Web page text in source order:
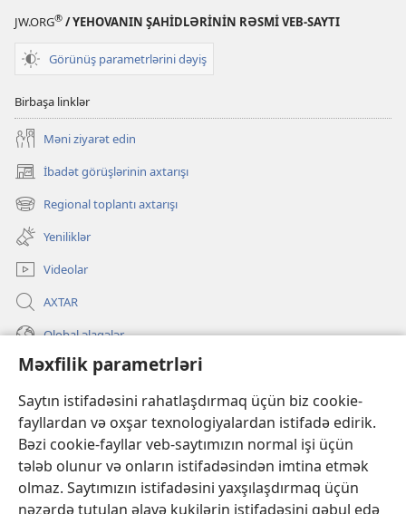
Məxfilik parametrləri
Saytın istifadəsini rahatlaşdırmaq üçün biz cookie-
fayllardan və oxşar texnologiyalardan istifadə edirik.
Bəzi cookie-fayllar veb-saytımızın normal işi üçün
tələb olunur və onların istifadəsindən imtina etmək
olmaz. Saytımızın istifadəsini yaxşılaşdırmaq üçün
nəzərdə tutulan əlavə kukilərin istifadəsini qəbul edə
JW.ORG® / YEHOVANIN ŞAHİDLƏRİNİN RƏSMİ VEB-SAYTI
Görünüş parametrlərini dəyiş
Birbaşa linklər
Məni ziyarət edin
İbadət görüşlərinin axtarışı
(yeni
pəncərə
açılır)
Regional toplantı axtarışı
(yeni
pəncərə
açılır)
Yeniliklər
Videolar
AXTAR
Qlobal əlaqələr
KÖMƏK
(yeni
pəncərə
açılır) Gözətçi qülləsinin ONLAYN KİTABXANASI™
(yeni
pəncərə
açılır) JW Hub